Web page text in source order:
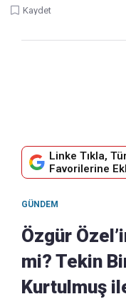
Kaydet
Linke Tıkla,
Favorilerine
GÜNDEM
Özgür
mi? Tekin
Kurtulmuş